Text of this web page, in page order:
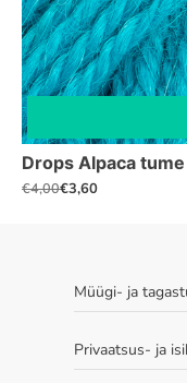
Drops Alpaca
€4,00
Algne€3,60
Praegune
Müügi- ja
Privaatsus- ja